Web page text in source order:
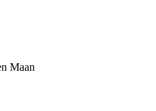
Maan